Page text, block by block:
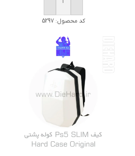
افزودن به سبد خرید
کد محصول:5297